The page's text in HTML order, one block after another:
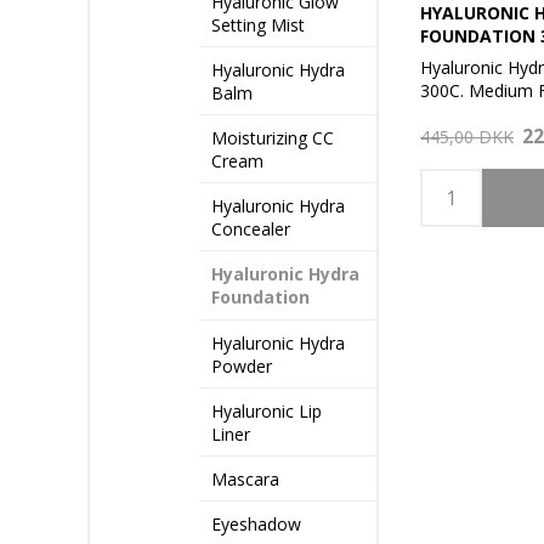
HYALURONIC
FOUNDATION
FAIR-C
Hyaluronic
300C. Medium
En plejende
af
at give
445,00 DKK
Setting Mist
Hyaluronic Hydra
Balm
Moisturizing CC
Cream
Hyaluronic Hydra
Concealer
Hyaluronic Hydra
Foundation
Hyaluronic Hydra
Powder
Hyaluronic Lip
Liner
Mascara
Eyeshadow